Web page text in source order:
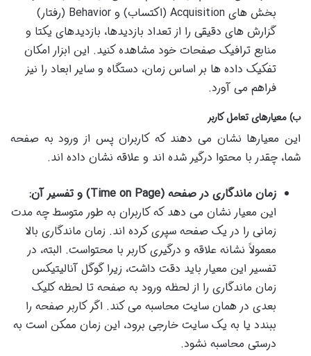
بخش های Acquisition (اکتساب) و Behavior (رفتار)
گزارش های دقیقی را از تعداد بازدیدها، بازدیدهای یکتا و
منابع ترافیک صفحات خود مشاهده کنید. این ابزار امکان
تفکیک داده ها بر اساس زمان، دستگاه و سایر ابعاد را نیز
فراهم می آورد.
ب) معیارهای تعامل کاربر
این معیارها نشان می دهند که کاربران پس از ورود به صفحه
شما، چقدر با محتوا درگیر شده اند و علاقه نشان داده اند.
زمان ماندگاری در صفحه (Time on Page) و تفسیر آن:
این معیار نشان می دهد که کاربران به طور متوسط چه مدت
زمانی را در یک صفحه سپری کرده اند. زمان ماندگاری بالا
معمولاً نشانه علاقه و درگیری کاربر با محتواست. البته، در
تفسیر این معیار باید دقت داشت، زیرا گوگل آنالیتیکس
زمان ماندگاری را از لحظه ورود به صفحه تا لحظه کلیک
بعدی در همان سایت محاسبه می کند. اگر کاربر صفحه را
ببندد یا به یک سایت خارجی برود، این زمان ممکن است به
درستی محاسبه نشود.